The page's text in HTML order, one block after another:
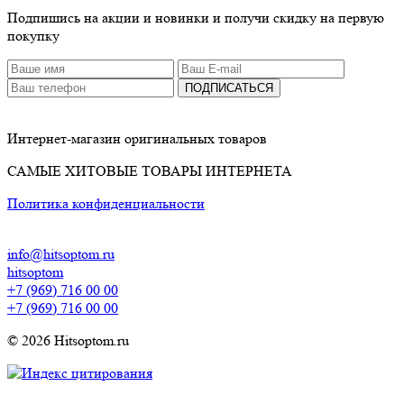
Подпишись на акции и новинки и получи скидку на первую
покупку
ПОДПИСАТЬСЯ
Интернет-магазин оригинальных товаров
САМЫЕ ХИТОВЫЕ ТОВАРЫ ИНТЕРНЕТА
Политика конфиденциальности
info@hitsoptom.ru
hitsoptom
+7 (969) 716 00 00
+7 (969) 716 00 00
© 2026 Hitsoptom.ru